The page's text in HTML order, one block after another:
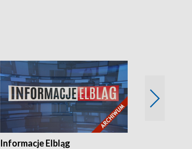
Informacje Elbląg